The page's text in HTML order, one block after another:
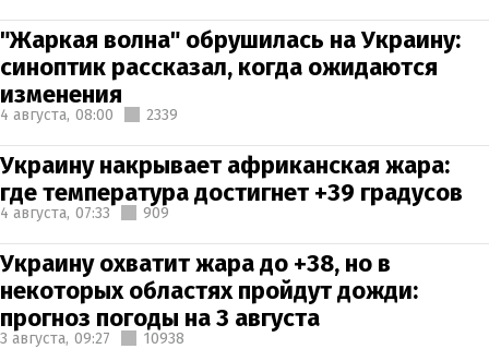
"Жаркая волна" обрушилась на Украину:
синоптик рассказал, когда ожидаются
изменения
4 августа, 08:00 2339
Украину накрывает африканская жара:
где температура достигнет +39 градусов
4 августа, 07:33 909
Украину охватит жара до +38, но в
некоторых областях пройдут дожди:
прогноз погоды на 3 августа
3 августа, 09:27 10938